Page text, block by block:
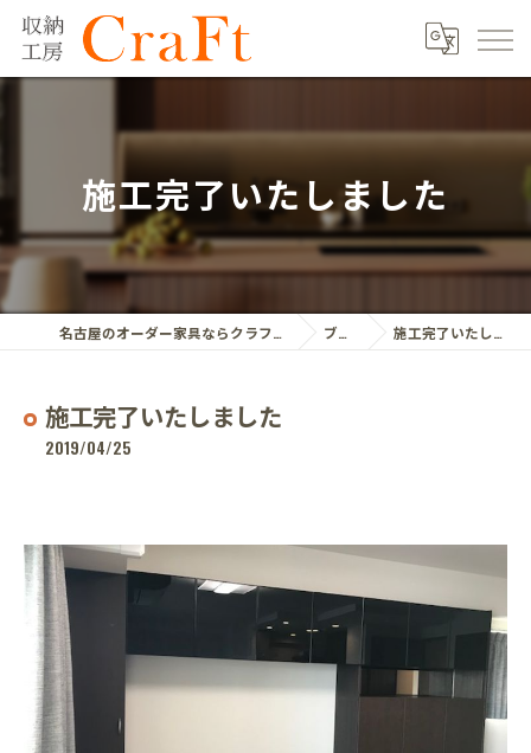
施工完了いたしました
名古屋のオーダー家具ならクラフト株式会社 ブログ 施工完了いたしました
施工完了いたしました
2019/04/25